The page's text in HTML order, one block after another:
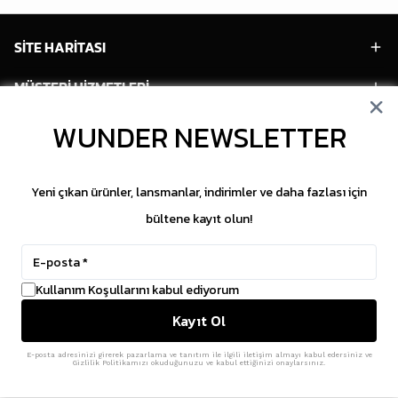
SİTE HARİTASI
MÜŞTERİ HİZMETLERİ
HESABIM
SOSYAL MEDYA
Copyright © 2026 WUNDER. İçeriklerin izinsiz
ikasE-Ticaret Altyapısıile Hazırlanmıştır.
WUNDER NEWSLETTER
Yeni çıkan ürünler, lansmanlar, indirimler ve daha fazlası için
bültene kayıt olun!
Kullanım Koşullarını kabul ediyorum
Kayıt Ol
E-posta adresinizi girerek pazarlama ve tanıtım ile ilgili iletişim almayı kabul edersiniz ve
Gizlilik Politikamızı okuduğunuzu ve kabul ettiğinizi onaylarsınız.